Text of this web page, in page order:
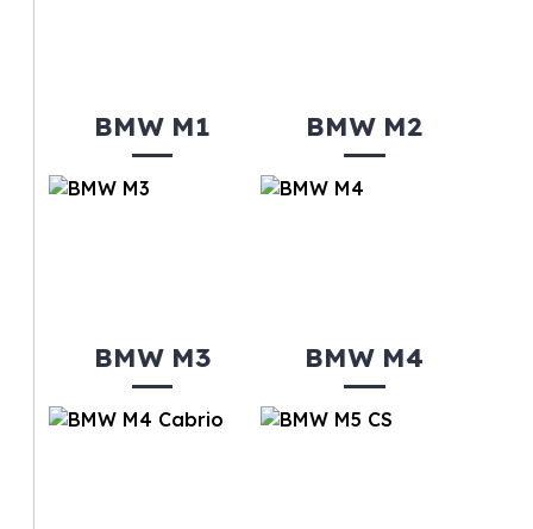
BMW M1 BMW M2
BMW M3 BMW M4